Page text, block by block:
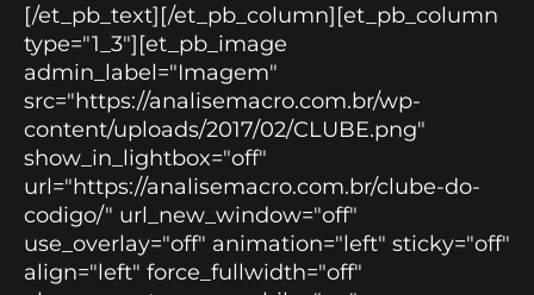
[/et_pb_text][/et_pb_column][et_pb_column
type="1_3"][et_pb_image
admin_label="Imagem"
src="https://analisemacro.com.br/wp-
content/uploads/2017/02/CLUBE.png"
show_in_lightbox="off"
url="https://analisemacro.com.br/clube-do-
codigo/" url_new_window="off"
use_overlay="off" animation="left" sticky="off"
align="left" force_fullwidth="off"